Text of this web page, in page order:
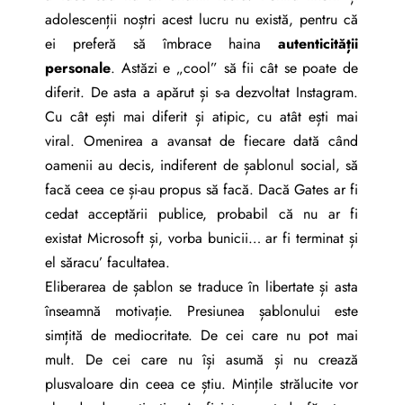
adolescenții noștri acest lucru nu există, pentru că
ei preferă să îmbrace haina autenticității
personale. Astăzi e „cool” să fii cât se poate de
diferit. De asta a apărut și s-a dezvoltat Instagram.
Cu cât ești mai diferit și atipic, cu atât ești mai
viral. Omenirea a avansat de fiecare dată când
oamenii au decis, indiferent de șablonul social, să
facă ceea ce și-au propus să facă. Dacă Gates ar fi
cedat acceptării publice, probabil că nu ar fi
existat Microsoft și, vorba bunicii… ar fi terminat și
el săracu’ facultatea.
Eliberarea de șablon se traduce în libertate și asta
înseamnă motivație. Presiunea șablonului este
simțită de mediocritate. De cei care nu pot mai
mult. De cei care nu își asumă și nu crează
plusvaloare din ceea ce știu. Mințile strălucite vor